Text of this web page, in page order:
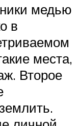
медью
в
места,
Второе